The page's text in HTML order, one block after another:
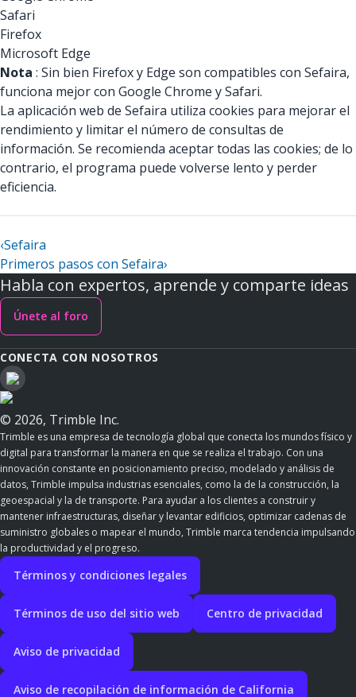
Safari
Firefox
Microsoft Edge
Nota : Sin bien Firefox y Edge son compatibles con Sefaira,
funciona mejor con Google Chrome y Safari.
La aplicación web de Sefaira utiliza cookies para mejorar el
rendimiento y limitar el número de consultas de
información. Se recomienda aceptar todas las cookies; de lo
contrario, el programa puede volverse lento y perder
eficiencia.
‹Sefaira
Primeros pasos con Sefaira›
Habla con expertos, aprende y comparte ideas
Únete al foro
CONECTA CON NOSOTROS
© 2026, Trimble Inc.
Trimble es una empresa de tecnología global que conecta los mundos físico y
digital para transformar la manera en que se realiza el trabajo. Con una
innovación constante en posicionamiento preciso, modelado y análisis de
datos, Trimble impulsa industrias esenciales, como la de la construcción, la
geoespacial y la de transporte. Para ayudar a los clientes a construir y
mantener infraestructuras, diseñar y levantar edificios, optimizar cadenas de
suministro globales o mapear el mundo, Trimble marca tendencia impulsando
la productividad y el progreso.
Términos y condiciones legales
Términos de uso del sitio web Centro de privacidad
Aviso de privacidad
Aviso de recopilación de información de California